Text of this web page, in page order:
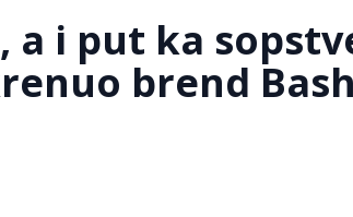
a i put ka
brend